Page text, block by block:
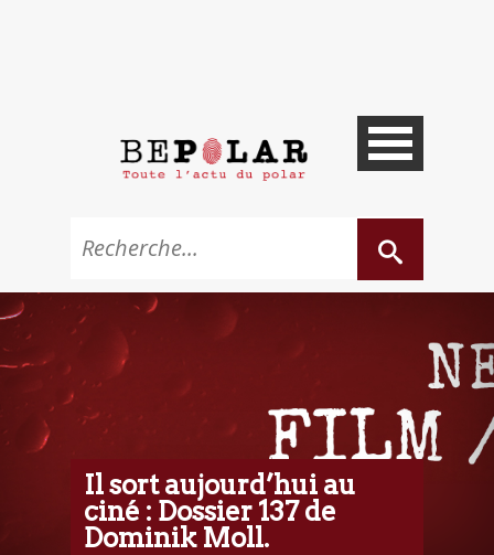
Il sort aujourd’hui au
ciné : Dossier 137 de
Dominik Moll.